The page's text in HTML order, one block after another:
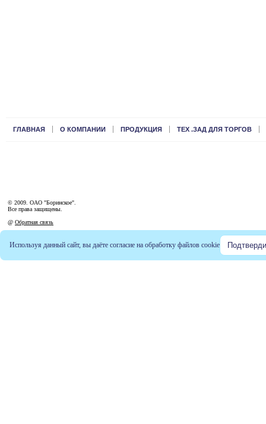
ГЛАВНАЯ О КОМПАНИИ ПРОДУКЦИЯ ТЕХ .ЗАД ДЛЯ ТОРГОВ
© 2009. ОАО "Боринское".
Все права защищены.
@ Обратная связь
Используя данный сайт, вы даёте согласие на обработку файлов cookie